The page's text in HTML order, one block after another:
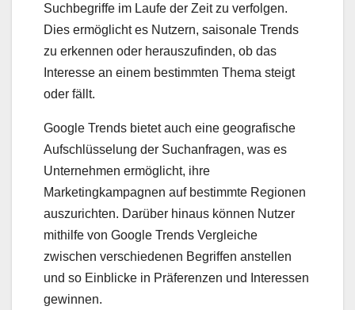
Suchbegriffe im Laufe der Zeit zu verfolgen.
Dies ermöglicht es Nutzern, saisonale Trends
zu erkennen oder herauszufinden, ob das
Interesse an einem bestimmten Thema steigt
oder fällt.
Google Trends bietet auch eine geografische
Aufschlüsselung der Suchanfragen, was es
Unternehmen ermöglicht, ihre
Marketingkampagnen auf bestimmte Regionen
auszurichten. Darüber hinaus können Nutzer
mithilfe von Google Trends Vergleiche
zwischen verschiedenen Begriffen anstellen
und so Einblicke in Präferenzen und Interessen
gewinnen.